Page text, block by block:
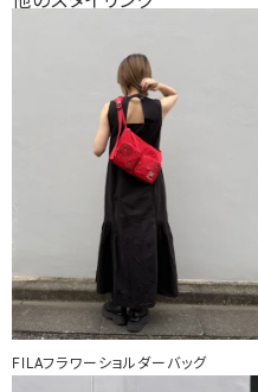
FILAフラワーショルダーバッグ